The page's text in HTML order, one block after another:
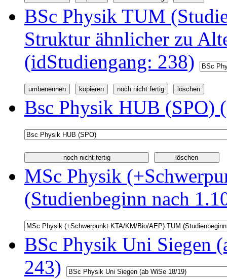
BSc Physik TUM
Struktur ähnlicher zu
(idStudiengang: 238)
Bsc Physik HUB (SPO)
MSc Physik
(Studienbeginn nach
BSc Physik Uni Siegen
243)